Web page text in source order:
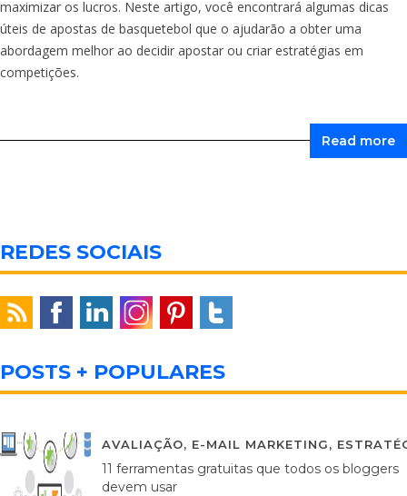
maximizar os lucros. Neste artigo, você encontrará algumas dicas
úteis de apostas de basquetebol que o ajudarão a obter uma
abordagem melhor ao decidir apostar ou criar estratégias em
competições.
Read more
REDES SOCIAIS
POSTS + POPULARES
AVALIAÇÃO, E-MAIL MARKETING,
11 ferramentas gratuitas que todos os bloggers
devem usar